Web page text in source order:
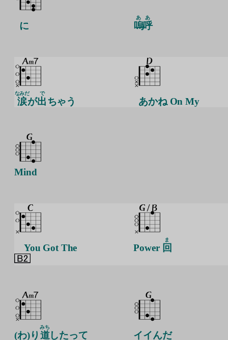
に 嗚呼
ああ
涙
なみだ
が出
で
ちゃう あかね On My
Mind
You Got The Power 回
ま
(わ)り 道
みち
したって イイんだ